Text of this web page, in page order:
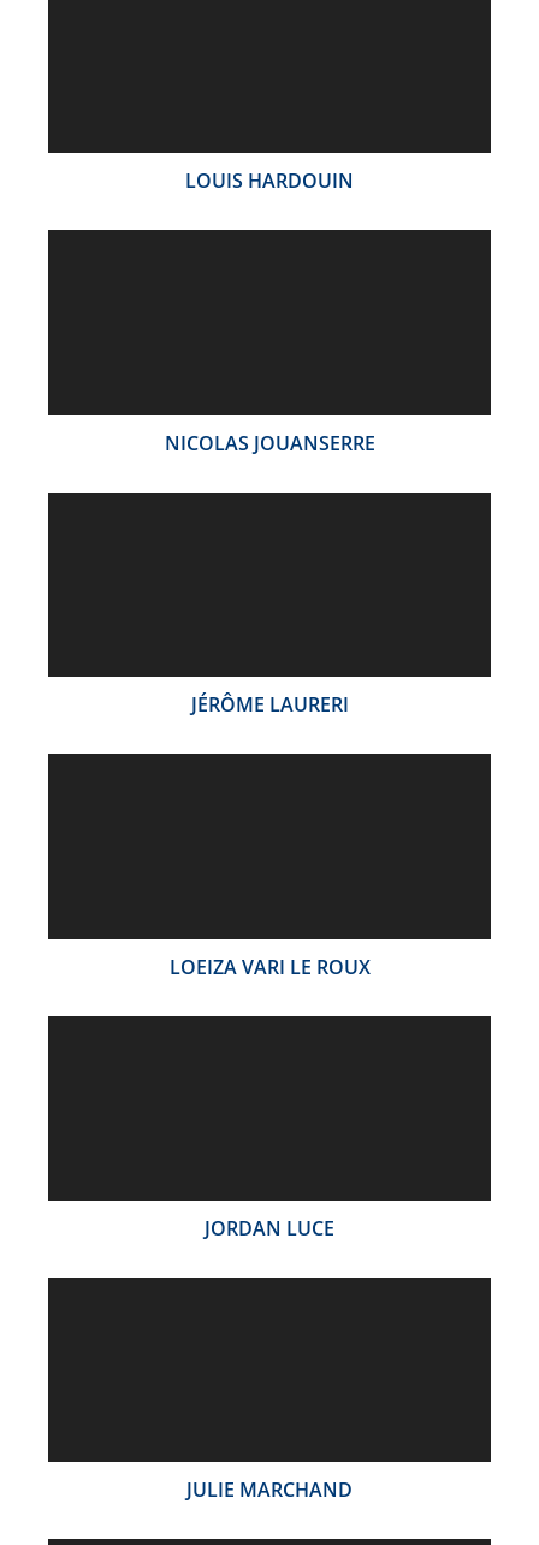
LOUIS HARDOUIN
NICOLAS JOUANSERRE
JÉRÔME LAURERI
LOEIZA VARI LE ROUX
JORDAN LUCE
JULIE MARCHAND